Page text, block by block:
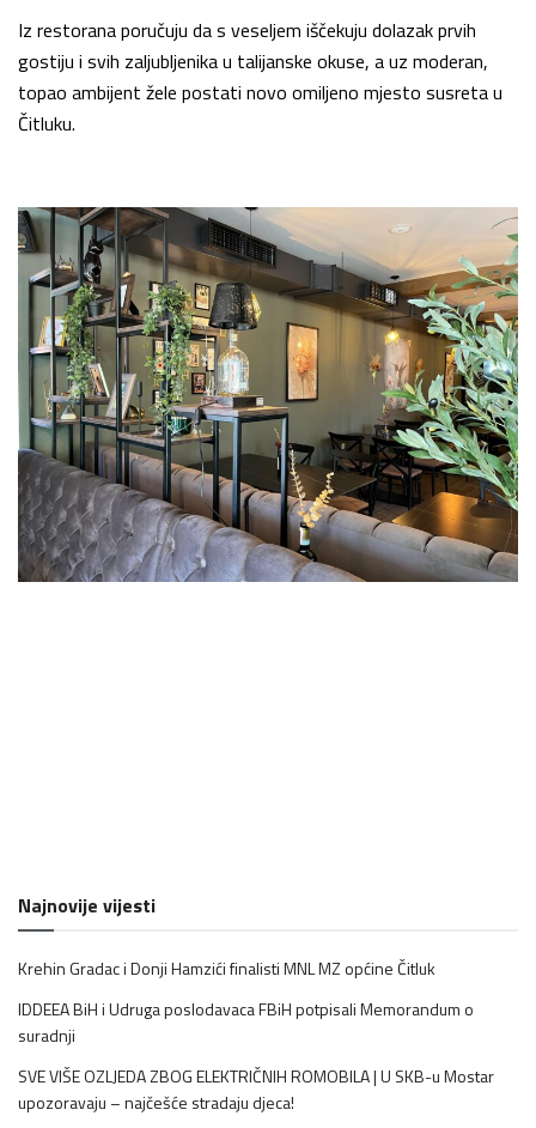
Iz restorana poručuju da s veseljem iščekuju dolazak prvih
gostiju i svih zaljubljenika u talijanske okuse, a uz moderan,
topao ambijent žele postati novo omiljeno mjesto susreta u
Čitluku.
Najnovije vijesti
Krehin Gradac i Donji Hamzići finalisti MNL MZ općine Čitluk
IDDEEA BiH i Udruga poslodavaca FBiH potpisali Memorandum o
suradnji
SVE VIŠE OZLJEDA ZBOG ELEKTRIČNIH ROMOBILA | U SKB-u Mostar
upozoravaju – najčešće stradaju djeca!